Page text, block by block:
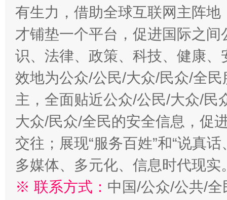
有生力，借助全球互联网主阵
才铺垫一个平台，促进国际之
识、法律、政策、科技、健康
效地为公众/公民/大众/民众/全
主，全面贴近公众/公民/大众/民
大众/民众/全民的安全信息，促
交往；展现“服务百姓”和“说真
多媒体、多元化、信息时代现实
※ 联系方式： 中国/公众/公共/